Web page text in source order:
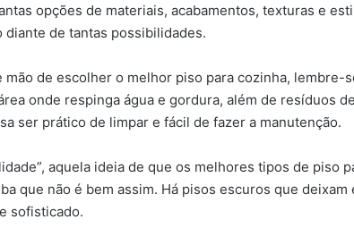
opções de materiais, acabamentos, texturas e
de tantas possibilidades.
mão de escolher o melhor piso para cozinha, lembre-
onde respinga água e gordura, além de resíduos
ser prático de limpar e fácil de fazer a manutenção.
aquela ideia de que os melhores tipos de piso
que não é bem assim. Há pisos escuros que deixam
sofisticado.